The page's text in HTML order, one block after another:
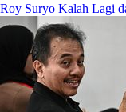
Roy Suryo Kalah Lagi